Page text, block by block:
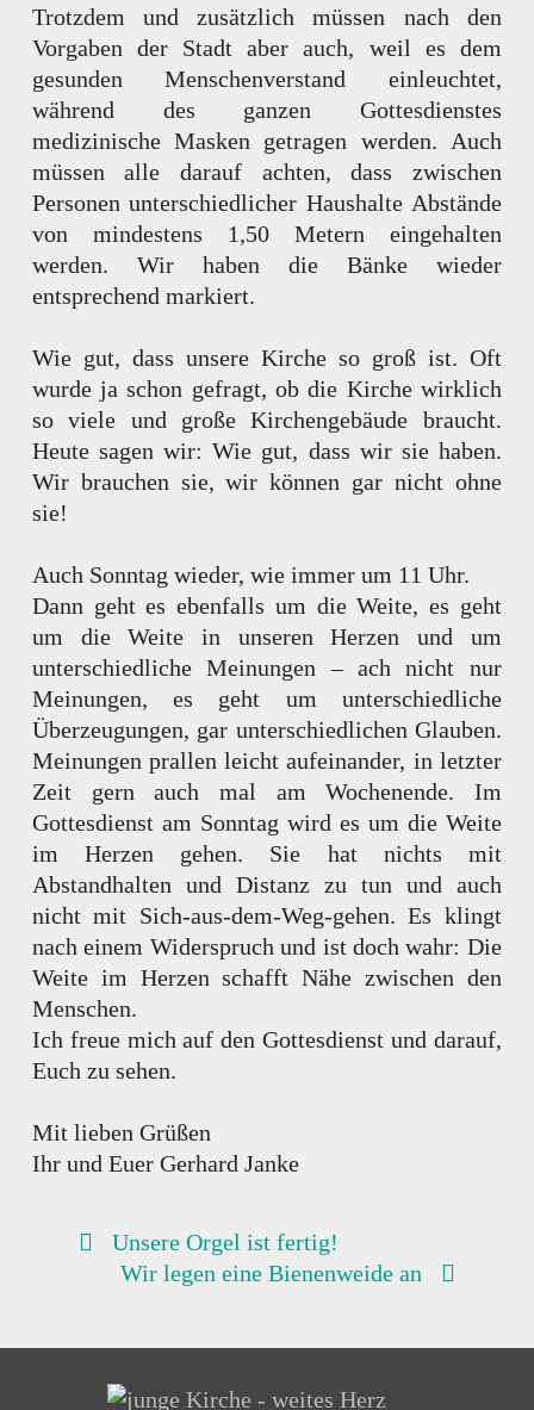
Trotzdem und zusätzlich müssen nach den
Vorgaben der Stadt aber auch, weil es dem
gesunden Menschenverstand einleuchtet,
während des ganzen Gottesdienstes
medizinische Masken getragen werden. Auch
müssen alle darauf achten, dass zwischen
Personen unterschiedlicher Haushalte Abstände
von mindestens 1,50 Metern eingehalten
werden. Wir haben die Bänke wieder
entsprechend markiert.
Wie gut, dass unsere Kirche so groß ist. Oft
wurde ja schon gefragt, ob die Kirche wirklich
so viele und große Kirchengebäude braucht.
Heute sagen wir: Wie gut, dass wir sie haben.
Wir brauchen sie, wir können gar nicht ohne
sie!
Auch Sonntag wieder, wie immer um 11 Uhr.
Dann geht es ebenfalls um die Weite, es geht
um die Weite in unseren Herzen und um
unterschiedliche Meinungen – ach nicht nur
Meinungen, es geht um unterschiedliche
Überzeugungen, gar unterschiedlichen Glauben.
Meinungen prallen leicht aufeinander, in letzter
Zeit gern auch mal am Wochenende. Im
Gottesdienst am Sonntag wird es um die Weite
im Herzen gehen. Sie hat nichts mit
Abstandhalten und Distanz zu tun und auch
nicht mit Sich-aus-dem-Weg-gehen. Es klingt
nach einem Widerspruch und ist doch wahr: Die
Weite im Herzen schafft Nähe zwischen den
Menschen.
Ich freue mich auf den Gottesdienst und darauf,
Euch zu sehen.
Mit lieben Grüßen
Ihr und Euer Gerhard Janke
BEITRAGSNAVIGATION
Unsere Orgel ist fertig!
Wir legen eine Bienenweide an